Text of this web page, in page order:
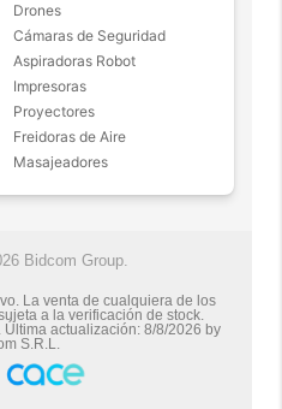
Drones
Cámaras de Seguridad
Aspiradoras Robot
Impresoras
Proyectores
Freidoras de Aire
Masajeadores
Bidcom Group.
La venta de cualquiera de los
a la verificación de stock.
Última actualización: 8/8/2026 by
S.R.L.